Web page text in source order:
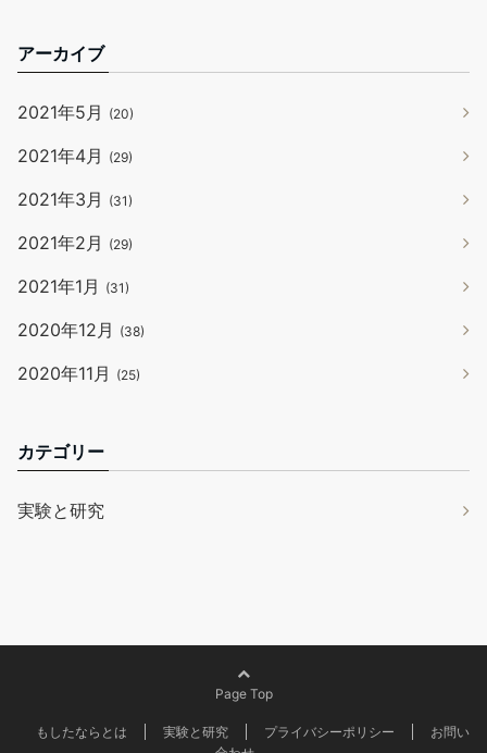
アーカイブ
2021年5月 (20)
2021年4月 (29)
2021年3月 (31)
2021年2月 (29)
2021年1月 (31)
2020年12月 (38)
2020年11月 (25)
カテゴリー
実験と研究
Page Top
もしたならとは 実験と研究 プライバシーポリシー
お問い